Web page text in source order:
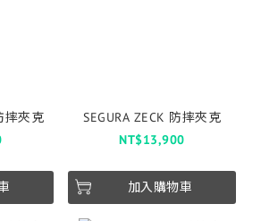
摔夾克
SEGURA ZECK 防摔夾克
NT$13,900
加入購物車